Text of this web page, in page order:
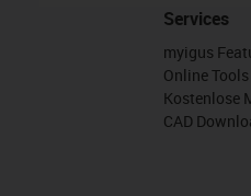
Services
myigus
Online Tools
Kostenlose
CAD